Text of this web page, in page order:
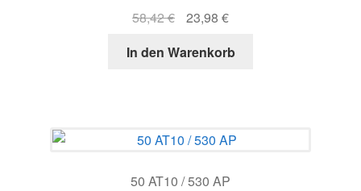
58,42€
Ursprünglicher
war:
23,98 €Aktueller
ist:
In den Warenkorb
50 AT10 / 530 AP